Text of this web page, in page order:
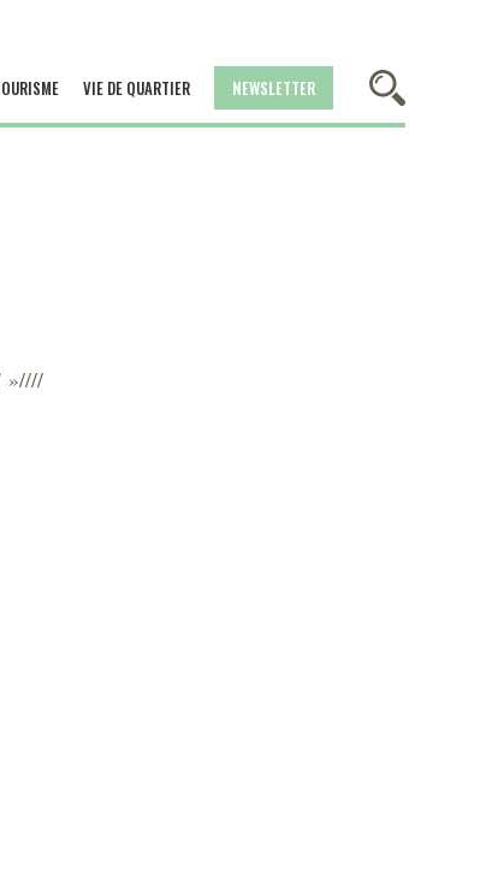
VIE DE QUARTIER NEWSLETTER
»////